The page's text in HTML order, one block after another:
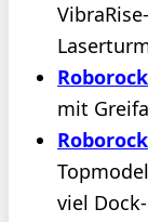
mit
viel